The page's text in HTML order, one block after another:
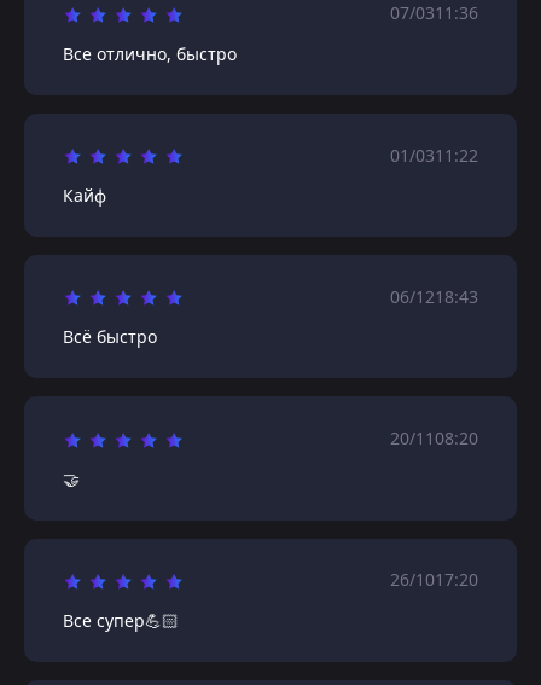
07/0311:36
Все отлично, быстро
01/0311:22
Кайф
06/1218:43
Всё быстро
20/1108:20
🤝
26/1017:20
Все супер💪🏻